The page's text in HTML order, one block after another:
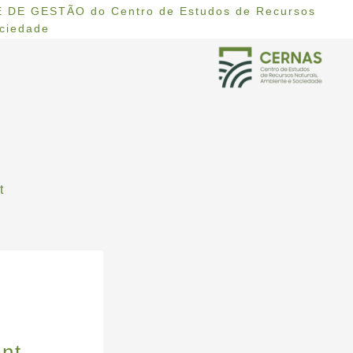
DE GESTÃO do Centro de Estudos de Recursos